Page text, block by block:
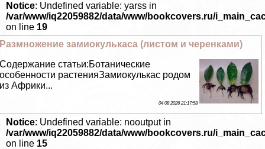
Notice: Undefined variable: yarss in
/var/www/iq22059882/data/www/bookcovers.ru/
on line 19
Размножение замиокулькаса (листом и черенками)
Содержание статьи:Ботанические
особенности растенияЗамиокулькас родом
из Африки...
04 08 2026 21:17:58
Notice: Undefined variable: nooutput in
/var/www/iq22059882/data/www/bookcovers.ru/
on line 15